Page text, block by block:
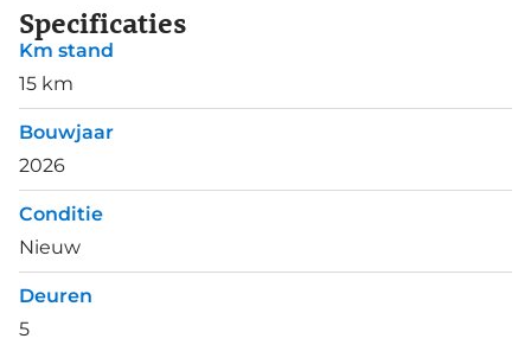
Specificaties
Km stand
15 km
Bouwjaar
2026
Conditie
Nieuw
Deuren
5